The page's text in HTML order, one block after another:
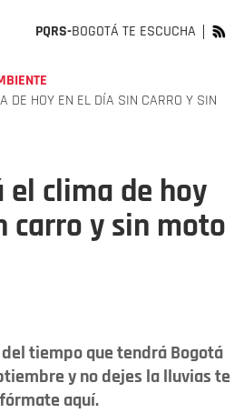
PQRS-BOGOTÁ TE ESCUCHA
DE HOY EN EL DÍA SIN CARRO Y SIN
el clima de hoy
carro y sin moto
tiempo que tendrá Bogotá
y no dejes la lluvias te
aquí.